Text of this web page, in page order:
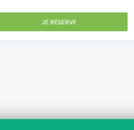
JE RÉSERVE